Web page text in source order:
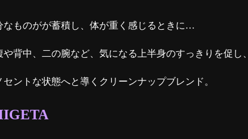
なものがが蓄積し、体が重く感じるときに…
や背中、二の腕など、気になる上半身のすっきりを促し、
セントな状態へと導くクリーンナップブレンド。